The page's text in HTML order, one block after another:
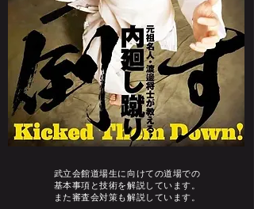
武立会館道場生に向けての道場での
基本事項と技術を解説しています。
また審査会対策も解説しています。